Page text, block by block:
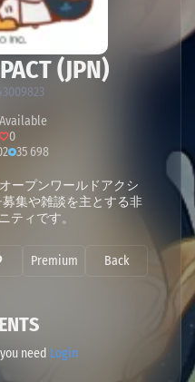
(JPN)
Available
0
35 698
ープンワールドアクシ
募集や雑談を主とする非
ティです。
Premium Back
need Login